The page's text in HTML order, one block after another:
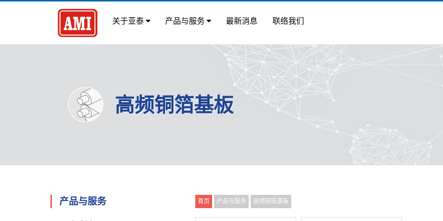
关于亚泰 产品与服务 最新消息 联络我们
高频铜箔基板
产品与服务 首页 产品与服务 高频铜箔基板